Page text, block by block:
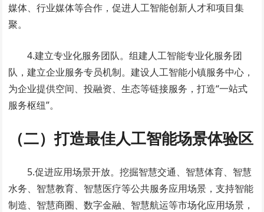
媒体、行业媒体等合作，促进人工智能创新人才和项目集
聚。
4.建立专业化服务团队。组建人工智能专业化服务团
队，建立企业服务专员机制。建设人工智能小镇服务中心，
为企业提供空间、投融资、生态等链接服务，打造“一站式
服务枢纽”。
（二）打造最佳人工智能场景体验区
5.促进应用场景开放。挖掘智慧交通、智慧体育、智慧
水务、智慧教育、智慧医疗等公共服务应用场景，支持智能
制造、智慧商圈、数字金融、智慧航运等市场化应用场景，